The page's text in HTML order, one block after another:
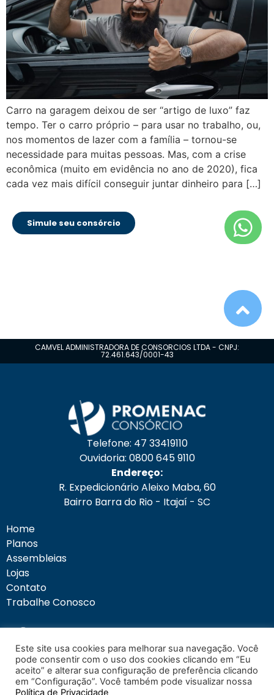
Carro na garagem deixou de ser “artigo de luxo” faz
tempo. Ter o carro próprio – para usar no trabalho, ou,
nos momentos de lazer com a família – tornou-se
necessidade para muitas pessoas. Mas, com a crise
econômica (muito em evidência no ano de 2020), fica
cada vez mais difícil conseguir juntar dinheiro para […]
Simule seu consórcio
CAMVEL ADMINISTRADORA DE CONSORCIOS LTDA - CNPJ:
72.461.643/0001-43
Telefone: 47 33419110
Ouvidoria: 0800 645 9110
Endereço:
R. Expedicionário Aleixo Maba, 60
Bairro Barra do Rio - Itajaí - SC
Home
Planos
Assembleias
Lojas
Contato
Trabalhe Conosco
Área do Cliente
Este site usa cookies para melhorar sua navegação. Você
pode consentir com o uso dos cookies clicando em “Eu
aceito” e alterar sua configuração de preferência clicando
em “Configuração”. Você também pode visualizar nossa
Política de Privacidade